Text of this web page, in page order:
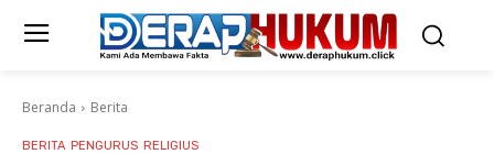
Beranda Berita
BERITA PENGURUS RELIGIUS